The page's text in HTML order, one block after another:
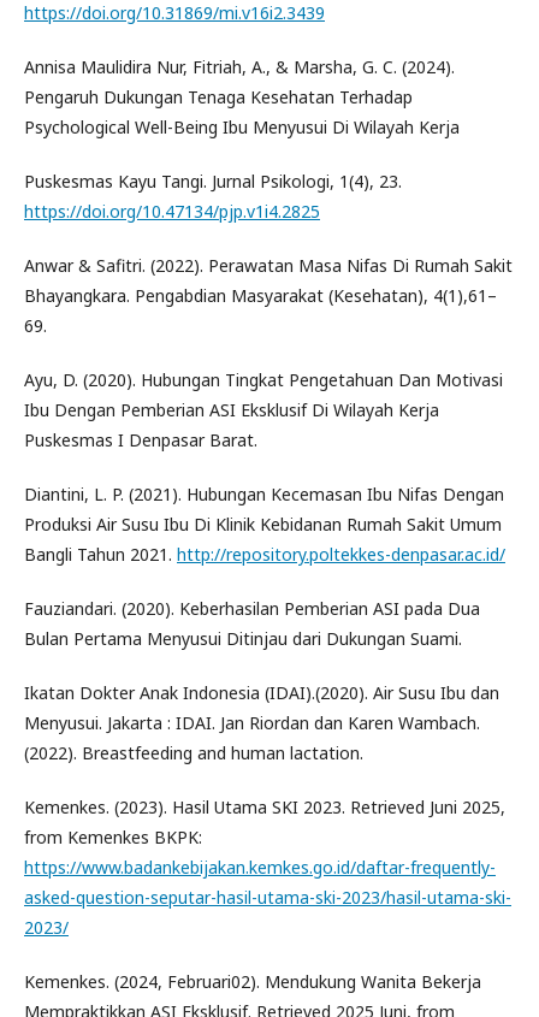
https://doi.org/10.31869/mi.v16i2.3439
Annisa Maulidira Nur, Fitriah, A., & Marsha, G. C. (2024).
Pengaruh Dukungan Tenaga Kesehatan Terhadap
Psychological Well-Being Ibu Menyusui Di Wilayah Kerja
Puskesmas Kayu Tangi. Jurnal Psikologi, 1(4), 23.
https://doi.org/10.47134/pjp.v1i4.2825
Anwar & Safitri. (2022). Perawatan Masa Nifas Di Rumah Sakit
Bhayangkara. Pengabdian Masyarakat (Kesehatan), 4(1),61–
69.
Ayu, D. (2020). Hubungan Tingkat Pengetahuan Dan Motivasi
Ibu Dengan Pemberian ASI Eksklusif Di Wilayah Kerja
Puskesmas I Denpasar Barat.
Diantini, L. P. (2021). Hubungan Kecemasan Ibu Nifas Dengan
Produksi Air Susu Ibu Di Klinik Kebidanan Rumah Sakit Umum
Bangli Tahun 2021. http://repository.poltekkes-denpasar.ac.id/
Fauziandari. (2020). Keberhasilan Pemberian ASI pada Dua
Bulan Pertama Menyusui Ditinjau dari Dukungan Suami.
Ikatan Dokter Anak Indonesia (IDAI).(2020). Air Susu Ibu dan
Menyusui. Jakarta : IDAI. Jan Riordan dan Karen Wambach.
(2022). Breastfeeding and human lactation.
Kemenkes. (2023). Hasil Utama SKI 2023. Retrieved Juni 2025,
from Kemenkes BKPK:
https://www.badankebijakan.kemkes.go.id/daftar-frequently-
asked-question-seputar-hasil-utama-ski-2023/hasil-utama-ski-
2023/
Kemenkes. (2024, Februari02). Mendukung Wanita Bekerja
Mempraktikkan ASI Eksklusif. Retrieved 2025 Juni, from